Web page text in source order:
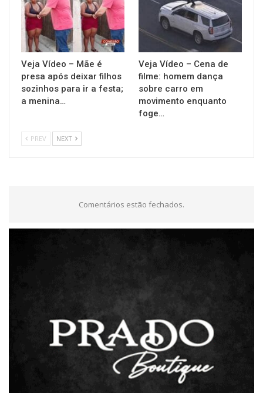
Veja Vídeo – Mãe é
presa após deixar filhos
sozinhos para ir a festa;
a menina…
Veja Vídeo – Cena de
filme: homem dança
sobre carro em
movimento enquanto
foge…
PREV NEXT
Comentários estão fechados.